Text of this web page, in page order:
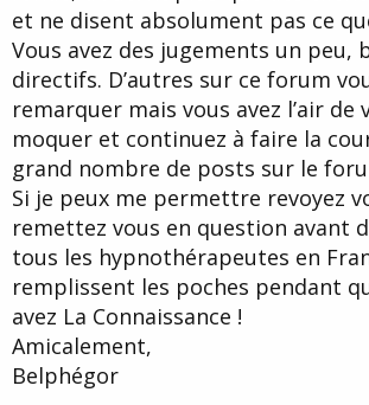
et ne disent absolument pas ce
Vous avez des jugements un peu,
directifs. D’autres sur ce forum
remarquer mais vous avez l’air de
moquer et continuez à faire la
grand nombre de posts sur le
Si je peux me permettre revoyez
remettez vous en question avant
tous les hypnothérapeutes en
remplissent les poches pendant
avez La Connaissance !
Amicalement,
Belphégor